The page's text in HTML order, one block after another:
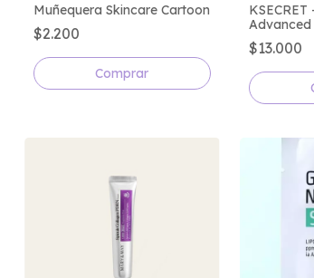
Muñequera Skincare Cartoon
$2.200
Comprar
KSECRET
Advanced
Liposome
$13.000